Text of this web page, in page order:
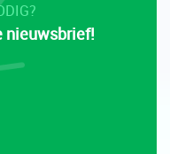
nieuwsbrief!